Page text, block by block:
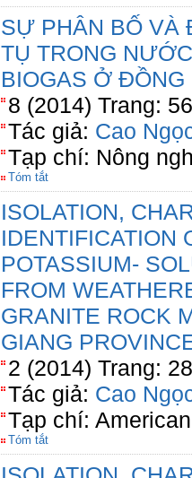
SỰ PHÂN BỐ VÀ
TỤ TRONG
BIOGAS Ở
8 (2014) Trang:
Tác giả: Cao
Tạp chí: Nông
Tóm tắt
ISOLATION,
IDENTIFICATION
POTASSIUM-
FROM
GRANITE ROCK
GIANG
2 (2014) Trang:
Tác giả: Cao
Tạp chí:
Tóm tắt